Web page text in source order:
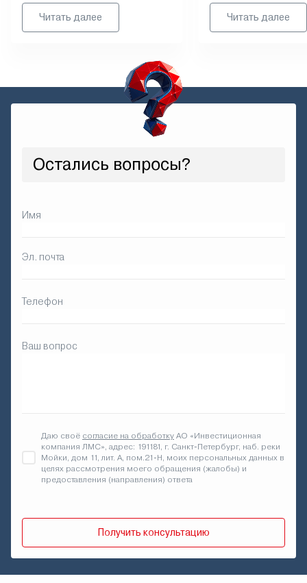
Читать далее
указанные на нашем
Читать далее
Остались вопросы?
Имя
Эл. почта
Телефон
Ваш вопрос
Даю своё согласие на обработку АО «Инвестиционная
компания ЛМС», адрес: 191181, г. Санкт-Петербург, наб. реки
Мойки, дом 11, лит. А, пом.21-Н, моих персональных данных в
целях рассмотрения моего обращения (жалобы) и
предоставления (направления) ответа
Получить консультацию